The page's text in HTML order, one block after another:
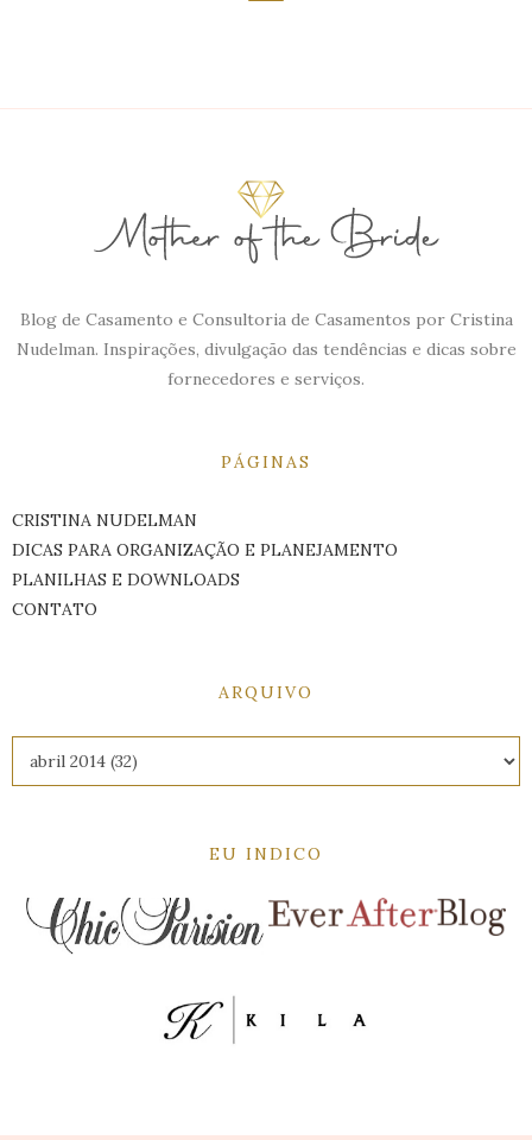
Blog de Casamento e Consultoria de Casamentos por Cristina
Nudelman. Inspirações, divulgação das tendências e dicas sobre
fornecedores e serviços.
PÁGINAS
CRISTINA NUDELMAN
DICAS PARA ORGANIZAÇÃO E PLANEJAMENTO
PLANILHAS E DOWNLOADS
CONTATO
ARQUIVO
EU INDICO